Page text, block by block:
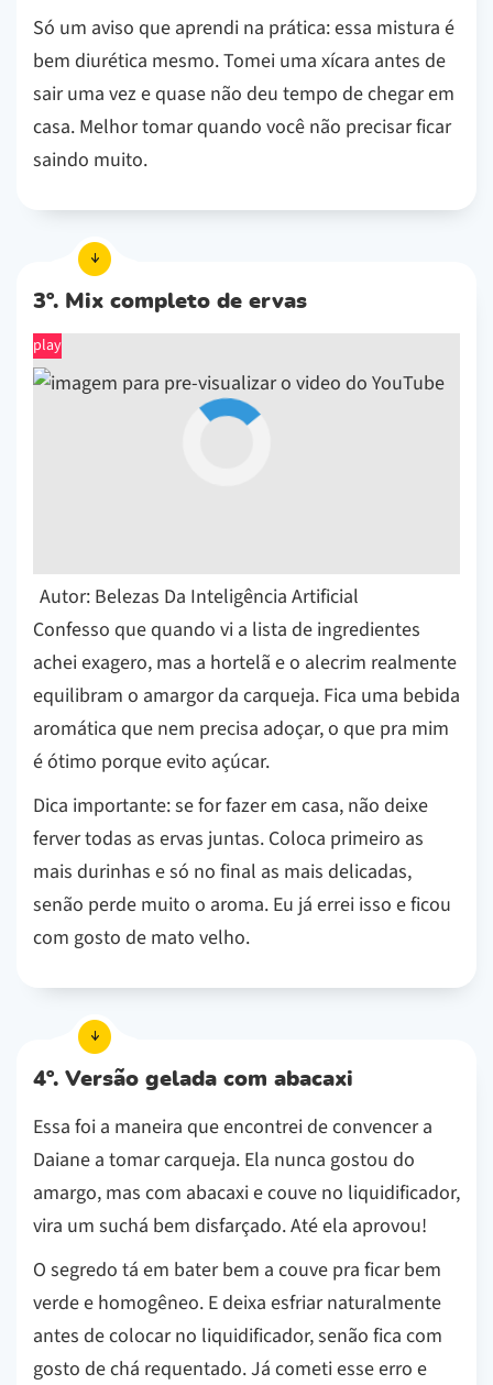
Só um aviso que aprendi na prática: essa mistura é
bem diurética mesmo. Tomei uma xícara antes de
sair uma vez e quase não deu tempo de chegar em
casa. Melhor tomar quando você não precisar ficar
saindo muito.
3º. Mix completo de ervas
play
Autor: Belezas Da Inteligência Artificial
Confesso que quando vi a lista de ingredientes
achei exagero, mas a hortelã e o alecrim realmente
equilibram o amargor da carqueja. Fica uma bebida
aromática que nem precisa adoçar, o que pra mim
é ótimo porque evito açúcar.
Dica importante: se for fazer em casa, não deixe
ferver todas as ervas juntas. Coloca primeiro as
mais durinhas e só no final as mais delicadas,
senão perde muito o aroma. Eu já errei isso e ficou
com gosto de mato velho.
4º. Versão gelada com abacaxi
Essa foi a maneira que encontrei de convencer a
Daiane a tomar carqueja. Ela nunca gostou do
amargo, mas com abacaxi e couve no liquidificador,
vira um suchá bem disfarçado. Até ela aprovou!
O segredo tá em bater bem a couve pra ficar bem
verde e homogêneo. E deixa esfriar naturalmente
antes de colocar no liquidificador, senão fica com
gosto de chá requentado. Já cometi esse erro e